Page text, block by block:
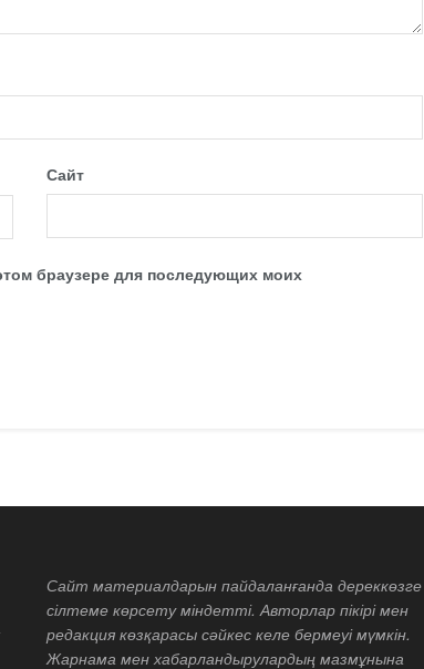
Сайт
браузере для последующих моих
Сайт материалдарын пайдаланғанда дереккөзге
сілтеме көрсету міндетті. Авторлар пікірі мен
редакция көзқарасы сәйкес келе бермеуі мүмкін.
Жарнама мен хабарландырулардың мазмұнына